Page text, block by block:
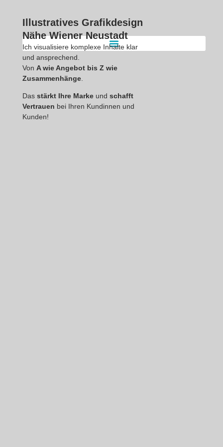
Illustratives Grafikdesign
Nähe Wiener Neustadt
Ich visualisiere komplexe Inhalte klar
und ansprechend.
Von A wie Angebot bis Z wie
Zusammenhänge
Das stärkt Ihre Marke und schafft
Vertrauen bei Ihren Kundinnen und
Kunden!